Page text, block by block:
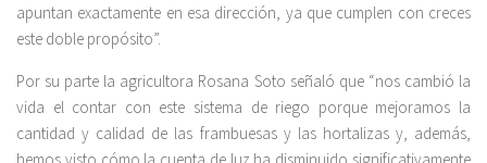
apuntan exactamente en esa dirección, ya que cumplen con creces
este doble propósito”.
Por su parte la agricultora Rosana Soto señaló que “nos cambió la
vida el contar con este sistema de riego porque mejoramos la
cantidad y calidad de las frambuesas y las hortalizas y, además,